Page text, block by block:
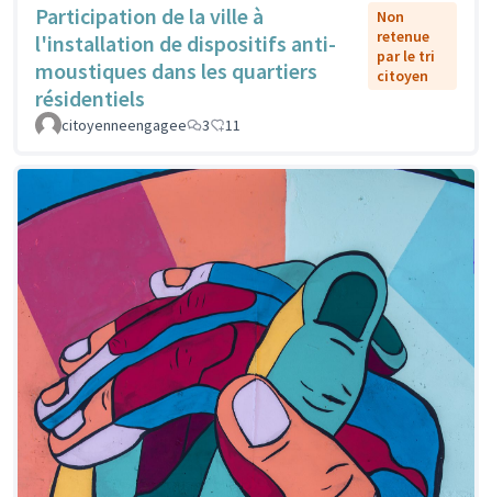
Participation de la ville à
l'installation de dispositifs anti-
moustiques dans les quartiers
résidentiels
Non
retenue
par le tri
citoyen
citoyenneengagee 3 11